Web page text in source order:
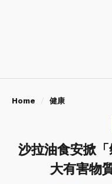
Home 健康
沙拉油食安掀
大有害物